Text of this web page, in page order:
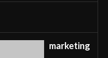
marketing